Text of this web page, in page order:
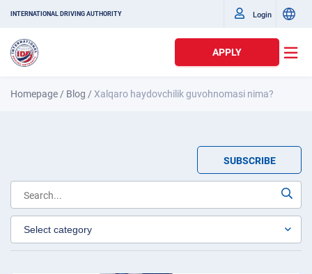
INTERNATIONAL DRIVING AUTHORITY Login
APPLY
Homepage / Blog / Xalqaro haydovchilik guvohnomasi nima?
SUBSCRIBE